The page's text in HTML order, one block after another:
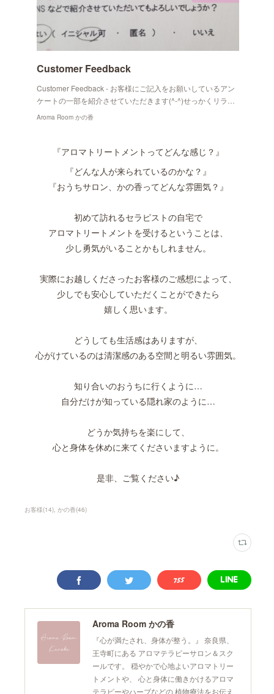
Customer Feedback
Customer Feedback - お客様にご記入をお願いしているアン
ケートの一部を紹介させていただきます(^-^)せっかくリラ…
Aroma Room かの香
『アロマトリートメントってどんな感じ？』
『どんな人が来られているのかな？』
『おうちサロン、かの香ってどんな雰囲気？』
初めて訪れるセラピストの自宅で
アロマトリートメントを受けるということは、
少し勇気がいることかもしれません。
実際にお越しくださったお客様のご感想によって、
少しでも安心していただくことができたら
嬉しく思います。
どうしても生活感はありますが、
心がけているのは清潔感のある空間と明るい雰囲気。
知り合いのおうちに行くように…
自分だけが知っている隠れ家のように…
どうか気持ちを楽にして、
心と身体を休めに来てくださいますように。
是非、ご覧ください♪
お客様(14) かの香(46)
Aroma Room かの香
『心が満たされ、身体が整う。』 奈良県、
王寺町にある アロマテラピーサロン＆スク
ールです。 穏やかで心地よいアロマトリー
トメントや、 心と身体に働きかけるアロマ
テラピーやハーブなどの 植物療法をお伝え